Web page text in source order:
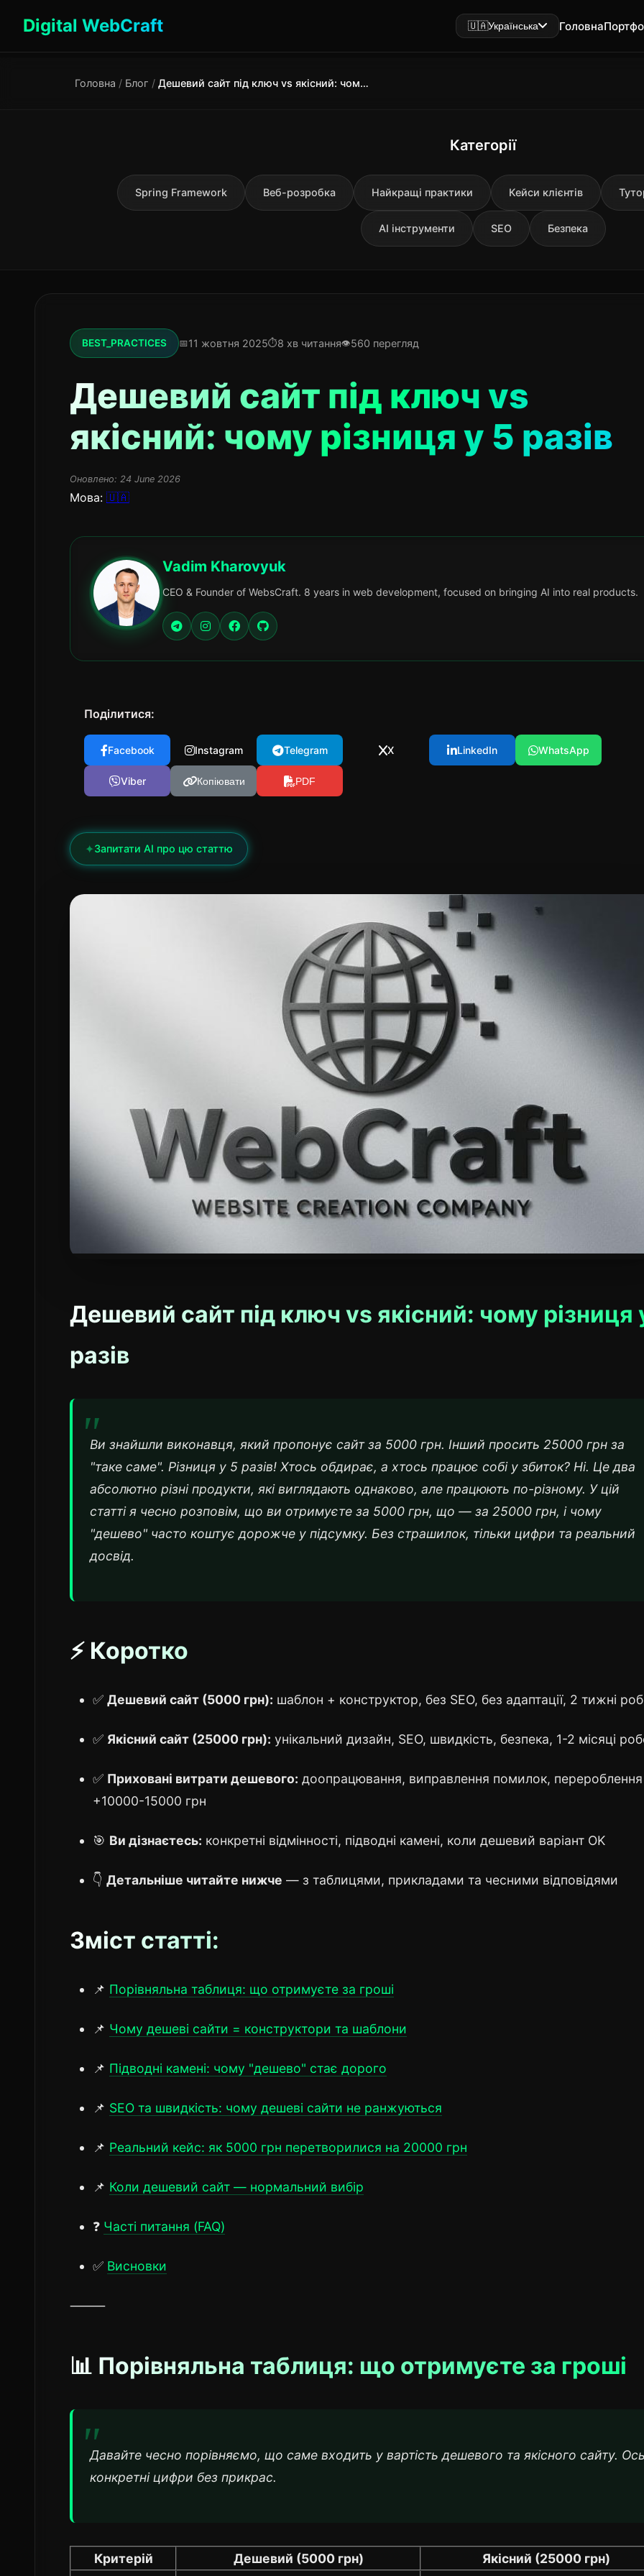
Digital WebCraft 🇺🇦Українська Головна
Головна / Блог / Дешевий сайт під ключ vs якісний: чому різниця у 5 разів
Категорії
Spring Framework Веб-розробка Найкращі практики Кейси клієнтів
AI інструменти SEO Безпека
BEST_PRACTICES 11 жовтня 2025 8 хв читання 560 перегляд
Дешевий сайт під ключ vs
якісний: чому різниця у 5 разів
Оновлено: 24 June 2026
Мова: 🇺🇦
Vadim Kharovyuk
CEO & Founder of WebsCraft. 8 years in web development, focused on bringing AI into real products.
Поділитися:
Facebook Instagram Telegram X LinkedIn WhatsApp
Viber Копіювати PDF
✦Запитати AI про цю статтю
Дешевий сайт під ключ vs якісний: чому різниця
разів
Ви знайшли виконавця, який пропонує сайт за 5000 грн. Інший просить 25000 грн за
"таке саме". Різниця у 5 разів! Хтось обдирає, а хтось працює собі у збиток? Ні. Це два
абсолютно різні продукти, які виглядають однаково, але працюють по-різному. У цій
статті я чесно розповім, що ви отримуєте за 5000 грн, що — за 25000 грн, і чому
"дешево" часто коштує дорожче у підсумку. Без страшилок, тільки цифри та реальний
досвід.
⚡ Коротко
✅ Дешевий сайт (5000 грн): шаблон + конструктор, без SEO, без адаптації, 2 тижні
✅ Якісний сайт (25000 грн): унікальний дизайн, SEO, швидкість, безпека, 1-2 місяці
✅ Приховані витрати дешевого: доопрацювання, виправлення помилок,
+10000-15000 грн
🎯 Ви дізнаєтесь: конкретні відмінності, підводні камені, коли дешевий варіант OK
👇 Детальніше читайте нижче — з таблицями, прикладами та чесними відповідями
Зміст статті:
📌 Порівняльна таблиця: що отримуєте за гроші
📌 Чому дешеві сайти = конструктори та шаблони
📌 Підводні камені: чому "дешево" стає дорого
📌 SEO та швидкість: чому дешеві сайти не ранжуються
📌 Реальний кейс: як 5000 грн перетворилися на 20000 грн
📌 Коли дешевий сайт — нормальний вибір
❓ Часті питання (FAQ)
✅ Висновки
⸻
📊 Порівняльна таблиця: що отримуєте за гроші
Давайте чесно порівняємо, що саме входить у вартість дешевого та якісного сайту.
конкретні цифри без прикрас.
Критерій Дешевий (5000 грн)
Якісний (25000 грн)